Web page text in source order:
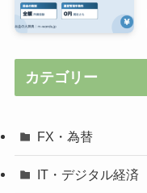
カテゴリー
FX・為替
IT・デジタル経済